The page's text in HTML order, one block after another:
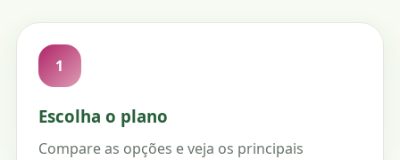
1
Escolha o plano
Compare as opções e veja os principais